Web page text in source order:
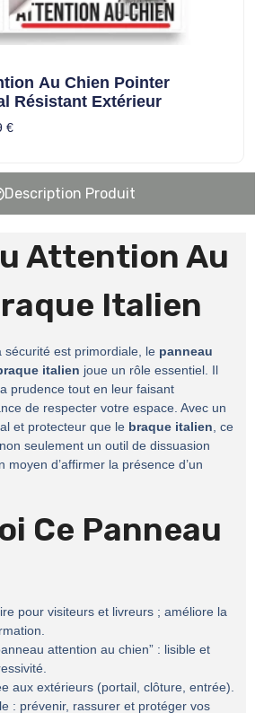
Au Chien Pointer
Résistant Extérieur
€
Description Produit
Attention Au
Italien
sécurité est primordiale, le panneau
italien joue un rôle essentiel. Il
prudence tout en leur faisant
de respecter votre espace. Avec un
et protecteur que le braque italien, ce
seulement un outil de dissuasion
moyen d’affirmer la présence d’un
Ce Panneau
pour visiteurs et livreurs ; améliore la
attention au chien” : lisible et
aux extérieurs (portail, clôture, entrée).
: prévenir, rassurer et protéger vos